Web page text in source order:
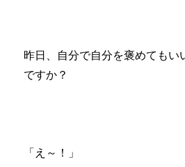
昨日、自分で自分を褒めてもい
ですか？
「え～！」